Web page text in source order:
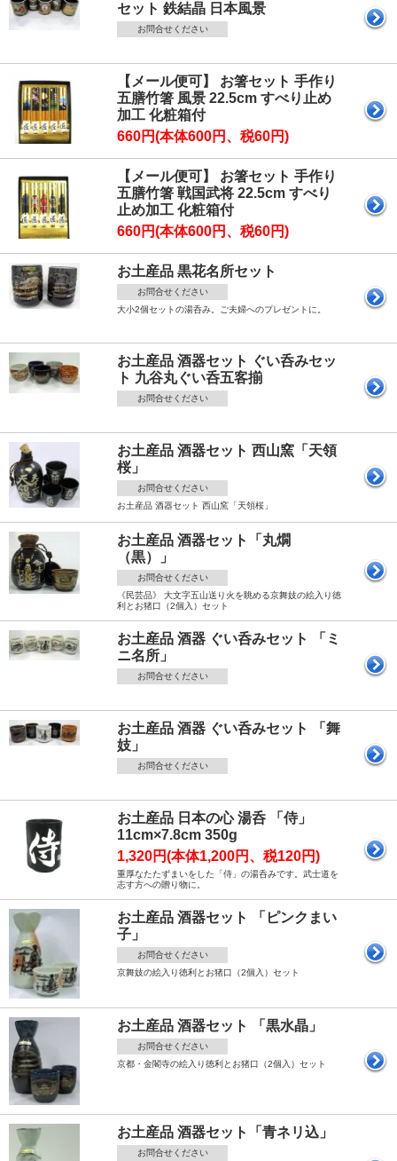
セット 鉄結晶 日本風景
お問合せください
【メール便可】 お箸セット 手作り
五膳竹箸 風景 22.5cm すべり止め
加工 化粧箱付
660円(本体600円、税60円)
【メール便可】 お箸セット 手作り
五膳竹箸 戦国武将 22.5cm すべり
止め加工 化粧箱付
660円(本体600円、税60円)
お土産品 黒花名所セット
お問合せください
大小2個セットの湯呑み。ご夫婦へのプレゼントに。
お土産品 酒器セット ぐい呑みセッ
ト 九谷丸ぐい呑五客揃
お問合せください
お土産品 酒器セット 西山窯「天領
桜」
お問合せください
お土産品 酒器セット 西山窯「天領桜」
お土産品 酒器セット「丸燗
（黒）」
お問合せください
《民芸品》 大文字五山送り火を眺める京舞妓の絵入り徳
利とお猪口（2個入）セット
お土産品 酒器 ぐい呑みセット 「ミ
ニ名所」
お問合せください
お土産品 酒器 ぐい呑みセット 「舞
妓」
お問合せください
お土産品 日本の心 湯呑 「侍」
11cm×7.8cm 350g
1,320円(本体1,200円、税120円)
重厚なたたずまいをした「侍」の湯呑みです。武士道を
志す方への贈り物に。
お土産品 酒器セット 「ピンクまい
子」
お問合せください
京舞妓の絵入り徳利とお猪口（2個入）セット
お土産品 酒器セット 「黒水晶」
お問合せください
京都・金閣寺の絵入り徳利とお猪口（2個入）セット
お土産品 酒器セット「青ネリ込」
お問合せください